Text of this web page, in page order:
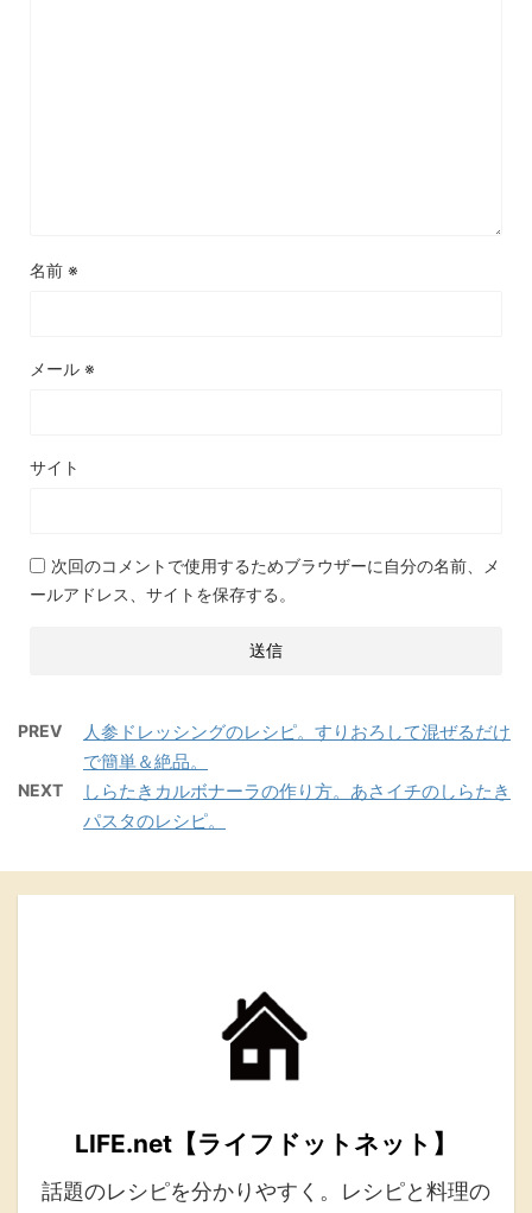
名前 ※
メール ※
サイト
次回のコメントで使用するためブラウザーに自分の名前、メ
ールアドレス、サイトを保存する。
PREV
人参ドレッシングのレシピ。すりおろして混ぜるだけ
で簡単＆絶品。
NEXT
しらたきカルボナーラの作り方。あさイチのしらたき
パスタのレシピ。
LIFE.net【ライフドットネット】
話題のレシピを分かりやすく。レシピと料理の